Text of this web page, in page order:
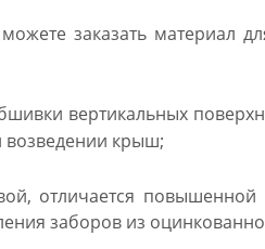
заказать материал
вертикальных
возведении крыш;
отличается повышенной
заборов из